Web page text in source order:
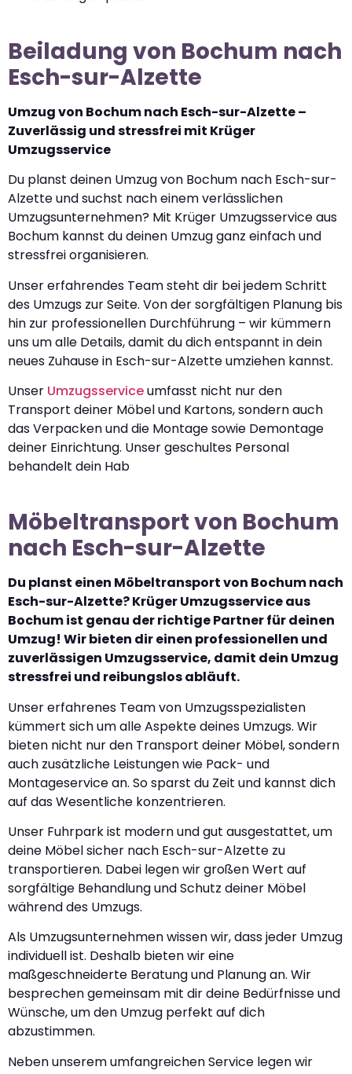
Beiladung von Bochum nach
Esch-sur-Alzette
Umzug von Bochum nach Esch-sur-Alzette –
Zuverlässig und stressfrei mit Krüger
Umzugsservice
Du planst deinen Umzug von Bochum nach Esch-sur-
Alzette und suchst nach einem verlässlichen
Umzugsunternehmen? Mit Krüger Umzugsservice aus
Bochum kannst du deinen Umzug ganz einfach und
stressfrei organisieren.
Unser erfahrendes Team steht dir bei jedem Schritt
des Umzugs zur Seite. Von der sorgfältigen Planung bis
hin zur professionellen Durchführung – wir kümmern
uns um alle Details, damit du dich entspannt in dein
neues Zuhause in Esch-sur-Alzette umziehen kannst.
Unser Umzugsserviceumfasst nicht nur den
Transport deiner Möbel und Kartons, sondern auch
das Verpacken und die Montage sowie Demontage
deiner Einrichtung. Unser geschultes Personal
behandelt dein Hab
Möbeltransport von Bochum
nach Esch-sur-Alzette
Du planst einen Möbeltransport von Bochum nach
Esch-sur-Alzette? Krüger Umzugsservice aus
Bochum ist genau der richtige Partner für deinen
Umzug! Wir bieten dir einen professionellen und
zuverlässigen Umzugsservice, damit dein Umzug
stressfrei und reibungslos abläuft.
Unser erfahrenes Team von Umzugsspezialisten
kümmert sich um alle Aspekte deines Umzugs. Wir
bieten nicht nur den Transport deiner Möbel, sondern
auch zusätzliche Leistungen wie Pack- und
Montageservice an. So sparst du Zeit und kannst dich
auf das Wesentliche konzentrieren.
Unser Fuhrpark ist modern und gut ausgestattet, um
deine Möbel sicher nach Esch-sur-Alzette zu
transportieren. Dabei legen wir großen Wert auf
sorgfältige Behandlung und Schutz deiner Möbel
während des Umzugs.
Als Umzugsunternehmen wissen wir, dass jeder Umzug
individuell ist. Deshalb bieten wir eine
maßgeschneiderte Beratung und Planung an. Wir
besprechen gemeinsam mit dir deine Bedürfnisse und
Wünsche, um den Umzug perfekt auf dich
abzustimmen.
Neben unserem umfangreichen Service legen wir